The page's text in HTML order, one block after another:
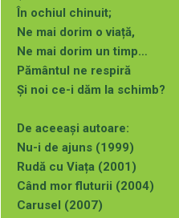
În ochiul chinuit;
Ne mai dorim o viață,
Ne mai dorim un timp…
Pământul ne respiră
Și noi ce-i dăm la schimb?
De aceeași autoare:
Nu-i de ajuns (1999)
Rudă cu Viața (2001)
Când mor fluturii (2004)
Carusel (2007)